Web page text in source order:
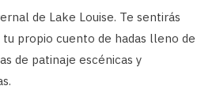
de Lake Louise. Te sentirás
propio cuento de hadas lleno de
de patinaje escénicas y